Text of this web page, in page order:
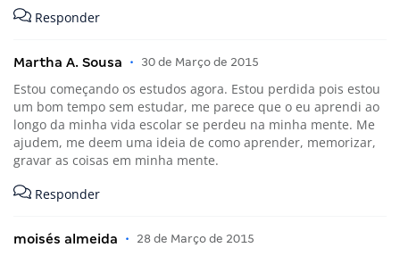
Responder
Martha A. Sousa • 30 de Março de 2015
Estou começando os estudos agora. Estou perdida pois estou
um bom tempo sem estudar, me parece que o eu aprendi ao
longo da minha vida escolar se perdeu na minha mente. Me
ajudem, me deem uma ideia de como aprender, memorizar,
gravar as coisas em minha mente.
Responder
moisés almeida • 28 de Março de 2015